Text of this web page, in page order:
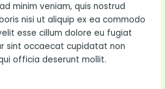
minim veniam, quis nostrud
nisi ut aliquip ex ea commodo
esse cillum dolore eu fugiat
sint occaecat cupidatat non
officia deserunt mollit.